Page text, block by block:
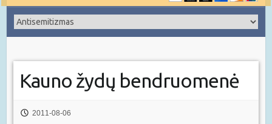
Kauno žydų bendruomenė
2011-08-06